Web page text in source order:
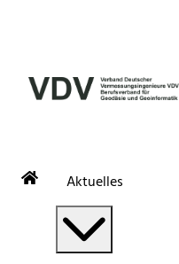
Aktuelles